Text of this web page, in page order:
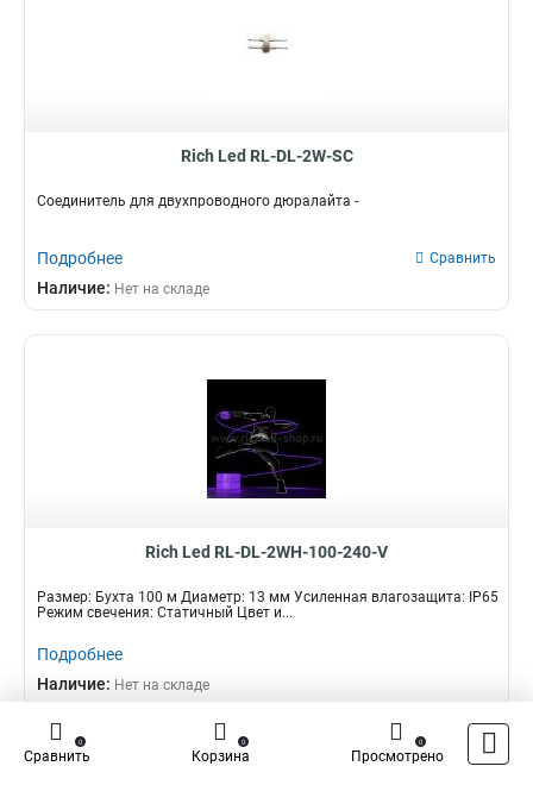
Rich Led RL-DL-2W-SС
Соединитель для двухпроводного дюралайта -
Подробнее Сравнить
Наличие: Нет на складе
Rich Led RL-DL-2WH-100-240-V
Размер: Бухта 100 м Диаметр: 13 мм Усиленная влагозащита: IP65
Режим свечения: Статичный Цвет и...
Подробнее
Наличие: Нет на складе
Что такое Гибкая светодиодный
Сравнить
0
Корзина
0
Просмотрено
0